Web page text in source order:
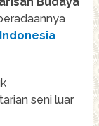
Indonesia
seni luar